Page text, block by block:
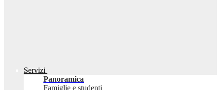
Servizi
Panoramica
Famiglie e studenti